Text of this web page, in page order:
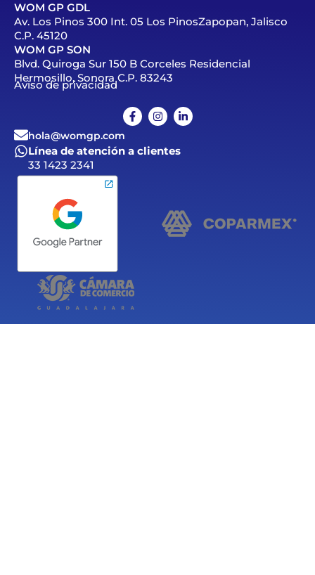
WOM GP GDL
Av. Los Pinos 300 Int. 05 Los PinosZapopan, Jalisco
C.P. 45120
WOM GP SON
Blvd. Quiroga Sur 150 B Corceles Residencial
Hermosillo, Sonora C.P. 83243
Aviso de privacidad
hola@womgp.com
Línea de atención a clientes
33 1423 2341